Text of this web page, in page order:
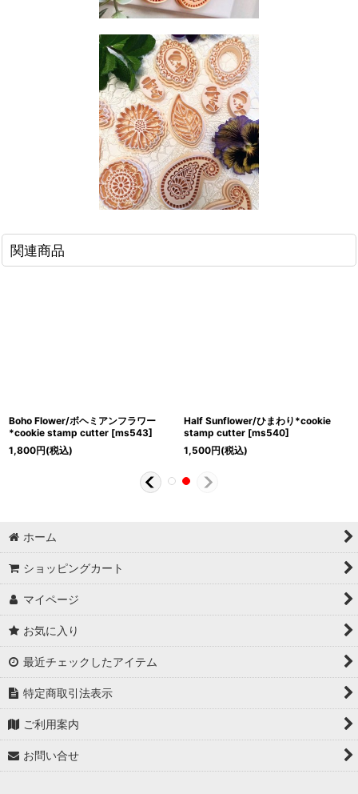
関連商品
Boho Flower/ボヘミアンフラワー
*cookie stamp cutter [ms543]
1,800円(税込)
Half Sunflower/ひまわり*cookie
stamp cutter [ms540]
1,500円(税込)
ホーム
ショッピングカート
マイページ
お気に入り
最近チェックしたアイテム
特定商取引法表示
ご利用案内
お問い合せ